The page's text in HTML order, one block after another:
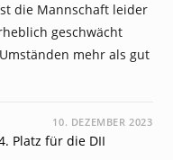
die Mannschaft leider
geschwächt
mehr als gut
10. DEZEMBER 2023